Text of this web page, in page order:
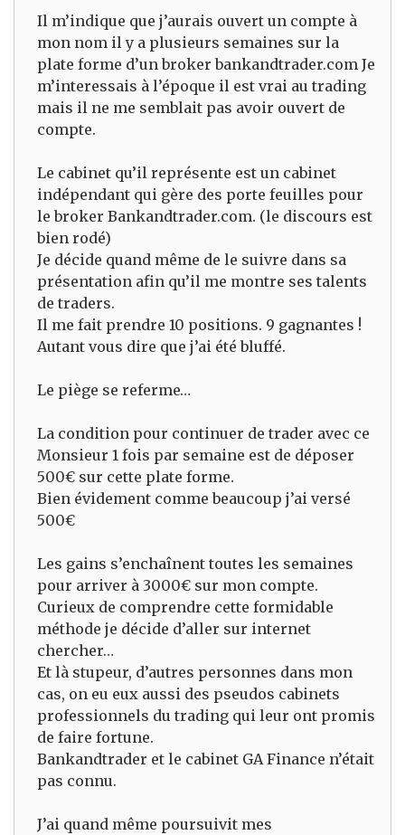
Il m’indique que j’aurais ouvert un compte à
mon nom il y a plusieurs semaines sur la
plate forme d’un broker bankandtrader.com Je
m’interessais à l’époque il est vrai au trading
mais il ne me semblait pas avoir ouvert de
compte.
Le cabinet qu’il représente est un cabinet
indépendant qui gère des porte feuilles pour
le broker Bankandtrader.com. (le discours est
bien rodé)
Je décide quand même de le suivre dans sa
présentation afin qu’il me montre ses talents
de traders.
Il me fait prendre 10 positions. 9 gagnantes !
Autant vous dire que j’ai été bluffé.
Le piège se referme…
La condition pour continuer de trader avec ce
Monsieur 1 fois par semaine est de déposer
500€ sur cette plate forme.
Bien évidement comme beaucoup j’ai versé
500€
Les gains s’enchaînent toutes les semaines
pour arriver à 3000€ sur mon compte.
Curieux de comprendre cette formidable
méthode je décide d’aller sur internet
chercher…
Et là stupeur, d’autres personnes dans mon
cas, on eu eux aussi des pseudos cabinets
professionnels du trading qui leur ont promis
de faire fortune.
Bankandtrader et le cabinet GA Finance n’était
pas connu.
J’ai quand même poursuivit mes